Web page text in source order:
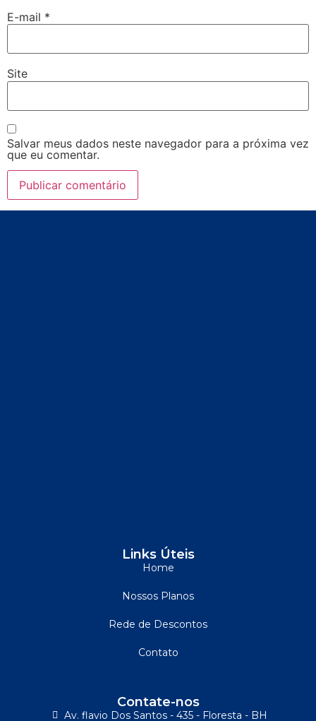
E-mail *
Site
Salvar meus dados neste navegador para a próxima vez
que eu comentar.
Links Úteis
Home
Nossos Planos
Rede de Descontos
Contato
Contate-nos
Av. flavio Dos Santos - 435 - Floresta - BH